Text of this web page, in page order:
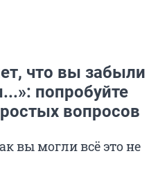
что вы забыли
попробуйте
вопросов
вы могли всё это не